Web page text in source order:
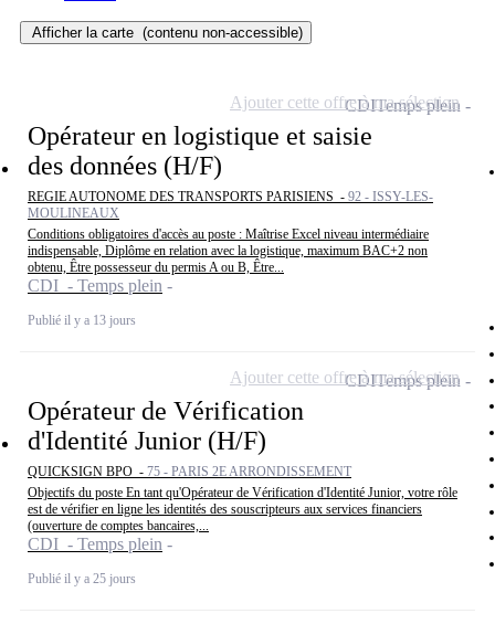
Afficher la carte (contenu non-accessible)
Opérateur en logistique et saisie
des données (H/F)
REGIE AUTONOME DES TRANSPORTS PARISIENS - 92 - ISSY-LES-
MOULINEAUX
Conditions obligatoires d'accès au poste : Maîtrise Excel niveau intermédiaire
indispensable, Diplôme en relation avec la logistique, maximum BAC+2 non
obtenu, Être possesseur du permis A ou B, Être...
CDI - Temps plein
Publié il y a 13 jours
CDITemps plein
Ajouter cette offre à ma sélection
Opérateur de Vérification
d'Identité Junior (H/F)
QUICKSIGN BPO - 75 - PARIS 2E ARRONDISSEMENT
Objectifs du poste En tant qu'Opérateur de Vérification d'Identité Junior, votre rôle
est de vérifier en ligne les identités des souscripteurs aux services financiers
(ouverture de comptes bancaires,...
CDI - Temps plein
Publié il y a 25 jours
CDITemps plein
Ajouter cette offre à ma sélection